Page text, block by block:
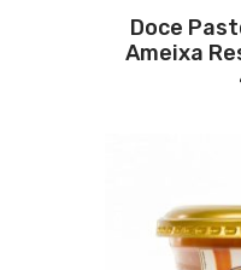
Doce
Ameixa